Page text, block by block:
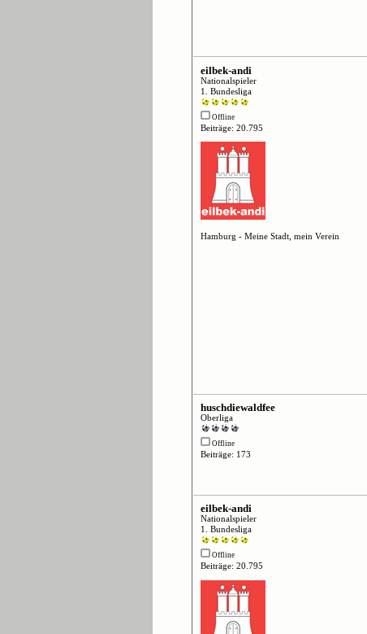
eilbek-andi
Nationalspieler
1. Bundesliga
Offline
Beiträge: 20.795
Hamburg - Meine Stadt, mein Verein
huschdiewaldfee
Oberliga
Offline
Beiträge: 173
eilbek-andi
Nationalspieler
1. Bundesliga
Offline
Beiträge: 20.795